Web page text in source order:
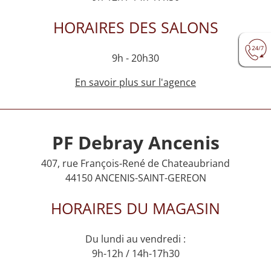
HORAIRES DES SALONS
9h - 20h30
En savoir plus sur l'agence
PF Debray Ancenis
407, rue François-René de Chateaubriand
44150 ANCENIS-SAINT-GEREON
HORAIRES DU MAGASIN
Du lundi au vendredi :
9h-12h / 14h-17h30